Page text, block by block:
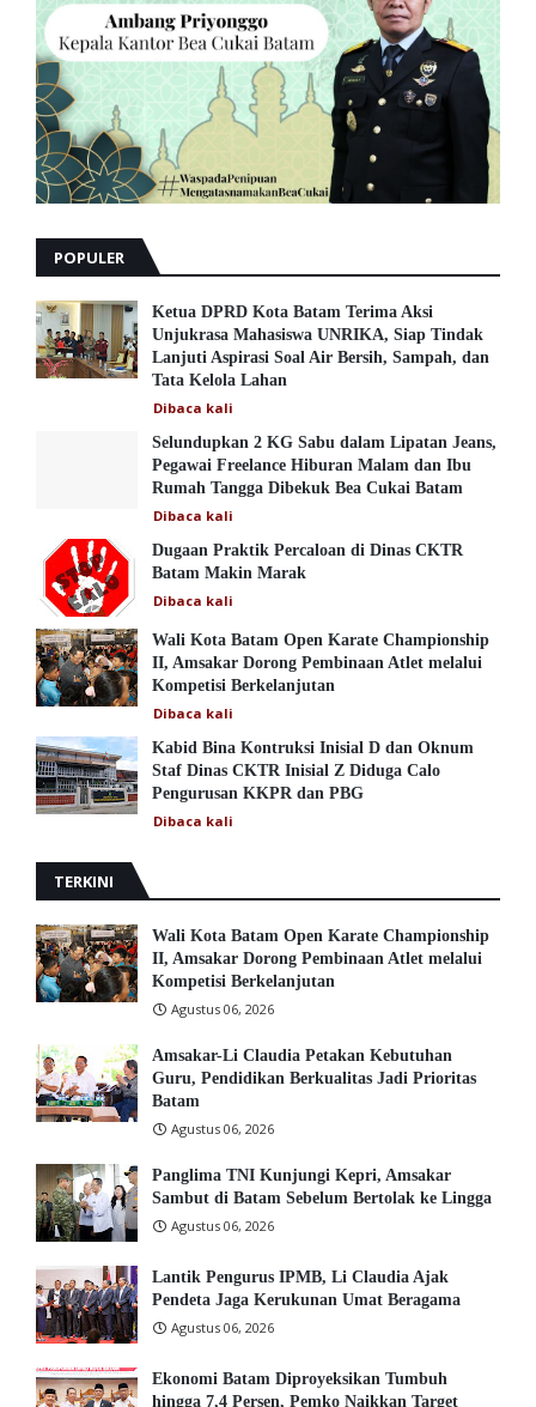
POPULER
Ketua DPRD Kota Batam Terima Aksi
Unjukrasa Mahasiswa UNRIKA, Siap Tindak
Lanjuti Aspirasi Soal Air Bersih, Sampah, dan
Tata Kelola Lahan
Dibaca kali
Selundupkan 2 KG Sabu dalam Lipatan Jeans,
Pegawai Freelance Hiburan Malam dan Ibu
Rumah Tangga Dibekuk Bea Cukai Batam
Dibaca kali
Dugaan Praktik Percaloan di Dinas CKTR
Batam Makin Marak
Dibaca kali
Wali Kota Batam Open Karate Championship
II, Amsakar Dorong Pembinaan Atlet melalui
Kompetisi Berkelanjutan
Dibaca kali
Kabid Bina Kontruksi Inisial D dan Oknum
Staf Dinas CKTR Inisial Z Diduga Calo
Pengurusan KKPR dan PBG
Dibaca kali
TERKINI
Wali Kota Batam Open Karate Championship
II, Amsakar Dorong Pembinaan Atlet melalui
Kompetisi Berkelanjutan
Agustus 06, 2026
Amsakar-Li Claudia Petakan Kebutuhan
Guru, Pendidikan Berkualitas Jadi Prioritas
Batam
Agustus 06, 2026
Panglima TNI Kunjungi Kepri, Amsakar
Sambut di Batam Sebelum Bertolak ke Lingga
Agustus 06, 2026
Lantik Pengurus IPMB, Li Claudia Ajak
Pendeta Jaga Kerukunan Umat Beragama
Agustus 06, 2026
Ekonomi Batam Diproyeksikan Tumbuh
hingga 7,4 Persen, Pemko Naikkan Target